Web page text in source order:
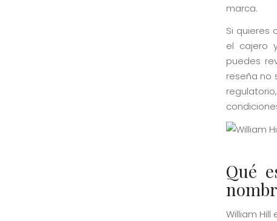
marca.
Si quieres
el cajero
puedes
reseña no
Qué
William